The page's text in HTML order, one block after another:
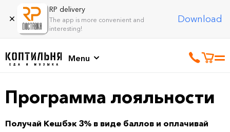
RP delivery
The app is more convenient and
interesting!
Download
Menu
Программа лояльности
Получай Кешбэк 3% в виде баллов и оплачивай